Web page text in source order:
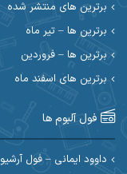
احسان حیدری
احسان رمضانی
احسان کریمی
احسان مرادیان
احمد بیرانوند
برترین های منتشر شده
برترین ها – تیر ماه
برترین ها – فروردین
برترین های اسفند ماه
فول آلبوم ها
داوود ایمانی – فول آرشیو